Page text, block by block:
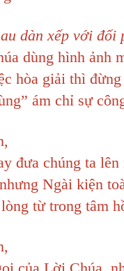
dàn xếp với
dùng hình ảnh
hòa giải thì
ám chỉ sự
đưa chúng ta
Ngài kiện
từ trong tâm